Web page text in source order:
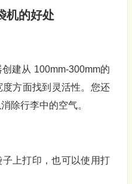
机的好处
建从 100mm-300mm的
方面找到灵活性。您还
除行李中的空气。
上打印，也可以使用打